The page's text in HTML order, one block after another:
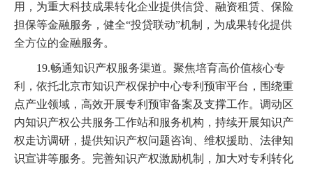
用，为重大科技成果转化企业提供信贷、融资租赁、保险
担保等金融服务，健全“投贷联动”机制，为成果转化提供
全方位的金融服务。
19.畅通知识产权服务渠道。聚焦培育高价值核心专
利，依托北京市知识产权保护中心专利预审平台，围绕重
点产业领域，高效开展专利预审备案及支撑工作。调动区
内知识产权公共服务工作站和服务机构，持续开展知识产
权走访调研，提供知识产权问题咨询、维权援助、法律知
识宣讲等服务。完善知识产权激励机制，加大对专利转化